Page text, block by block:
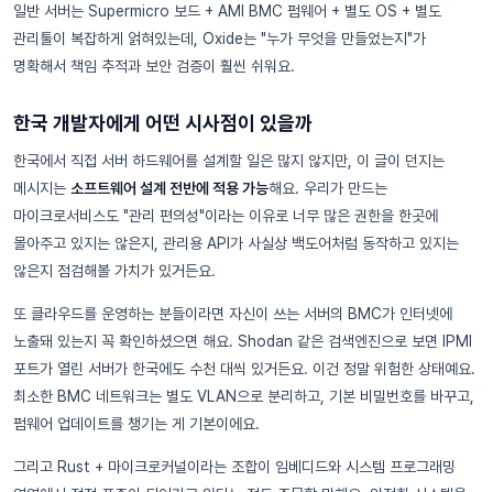
일반 서버는 Supermicro 보드 + AMI BMC 펌웨어 + 별도 OS + 별도
관리툴이 복잡하게 얽혀있는데, Oxide는 "누가 무엇을 만들었는지"가
명확해서 책임 추적과 보안 검증이 훨씬 쉬워요.
한국 개발자에게 어떤 시사점이 있을까
한국에서 직접 서버 하드웨어를 설계할 일은 많지 않지만, 이 글이 던지는
메시지는 소프트웨어 설계 전반에 적용 가능해요. 우리가 만드는
마이크로서비스도 "관리 편의성"이라는 이유로 너무 많은 권한을 한곳에
몰아주고 있지는 않은지, 관리용 API가 사실상 백도어처럼 동작하고 있지는
않은지 점검해볼 가치가 있거든요.
또 클라우드를 운영하는 분들이라면 자신이 쓰는 서버의 BMC가 인터넷에
노출돼 있는지 꼭 확인하셨으면 해요. Shodan 같은 검색엔진으로 보면 IPMI
포트가 열린 서버가 한국에도 수천 대씩 있거든요. 이건 정말 위험한 상태예요.
최소한 BMC 네트워크는 별도 VLAN으로 분리하고, 기본 비밀번호를 바꾸고,
펌웨어 업데이트를 챙기는 게 기본이에요.
그리고 Rust + 마이크로커널이라는 조합이 임베디드와 시스템 프로그래밍